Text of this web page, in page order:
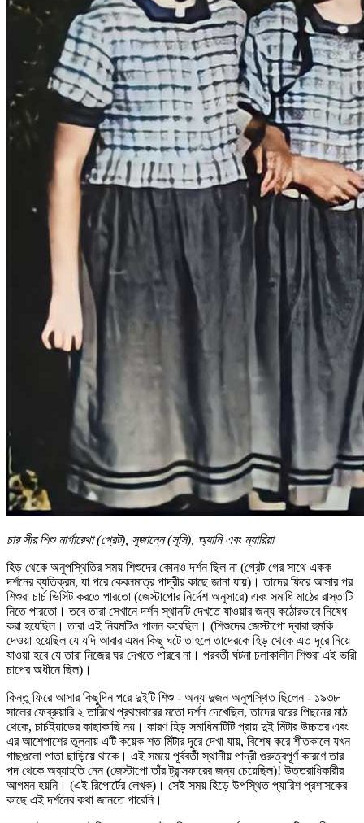
চার সীর শিশু মার্গারেথা (গ্রেট), সুজান্নে (সুসি), অ্যানি এবং ম্যারিয়া
হিড় থেকে অনুপস্থিতির সময় শিশুদের কোনও দর্শন ছিল না (গ্রেট গের সাথে একক
দর্শনের ব্যতিক্রম, যা পরে কেবলমাত্র পাদ্রীর কাছে জানা যায়)। তাদের ফিরে আসার পর
শিশুরা চার্চ ভিসিট করতে পারতো (জেস্টাপোর নির্দেশ অনুসারে) এবং সমাধি মাঠের রাস্তাটি
নিতে পারতো। তবে তারা সেখানে দর্শন স্থানটি দেখতে যাওয়ার জন্য কঠোরভাবে নিষেধ
করা হয়েছিল। তারা এই নিয়মটিও পালন করেছিল। (শিশুদের জেস্টাপো দ্বারা হুমকি
দেওয়া হয়েছিল যে যদি আবার এমন কিছু ঘটে তাহলে তাদেরকে হিড় থেকে এত দূরে নিয়ে
যাওয়া হবে যে তারা নিজের ঘর দেখতে পারবে না। পরবর্তী ঘটনা চলাকালীন শিশুরা এই ভারী
চাপের অধীনে ছিল)।
কিন্তু ফিরে আসার কিছুদিন পরে দুইটি শিশু - অন্য দুজন অনুপস্থিত ছিলেন - ১৯৩৮
সালের ফেব্রুয়ারি ২ তারিখে প্রথমবারের মতো দর্শন দেখেছিল, তাদের ঘরের পিছনের মাঠ
থেকে, চার্চইয়াডের কাছাকাছি নয়। কারণ হিড় সমাধিমাটিটি প্রায় দুই মিটার উচ্চতর এবং
এর আশেপাশের তুলনায় এটি কয়েক শত মিটার দূরে দেখা যায়, বিশেষ করে শীতকালে যখন
গাছগুলো পাতা ছাড়িয়ে থাকে। এই সময়ে পূর্ববর্তী স্থানীয় পাদ্রী গুরুত্বপূর্ণ কারণে তার
পদ থেকে অব্যাহতি নেন (জেস্টাপো তাঁর ট্রান্সফারের জন্য চেয়েছিল)! উত্তরাধিকারীর
আগমন হয়নি। (এই রিপোর্টের লেখক)। সেই সময় হিড়ে উপস্থিত প্যারিশ প্রশাসকের
কাছে এই দর্শনের কথা জানতে পারেনি।